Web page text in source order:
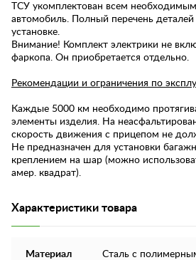
ТСУ укомплектован всем
автомобиль. Полный перечень деталей
установке.
Внимание! Комплект электрики не
фаркопа. Он приобретается отдельно.
Рекомендации и ограничения по
Каждые 5000 км необходимо
элементы изделия. На
скорость движения с прицепом не
Не предназначен для установки
креплением на шар (можно
амер. квадрат).
Характеристики товара
Материал Сталь с